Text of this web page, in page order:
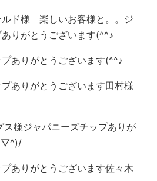
ルド様 楽しいお客様と。。ジ
りがとうございます(^^♪
ありがとうございます(^^♪
ありがとうございます田村様
ス様ジャパニーズチップありが
ありがとうございます佐々木